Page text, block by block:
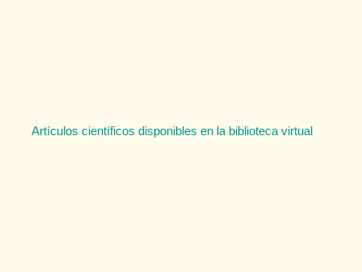
Artículos científicos disponibles en la biblioteca virtual